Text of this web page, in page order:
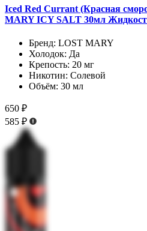
Iced Red Currant (Красная
MARY ICY SALT 30мл
Бренд: LOST MARY
Холодок: Да
Крепость: 20 мг
Никотин: Солевой
Объём: 30 мл
650 ₽
585 ₽